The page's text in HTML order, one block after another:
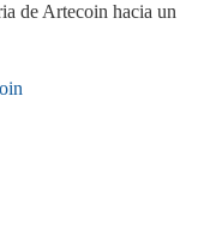
de Artecoin hacia un